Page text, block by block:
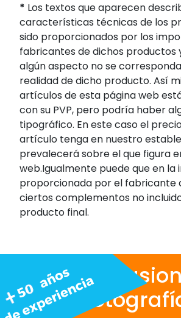
* Los textos que aparecen
características técnicas de los
sido proporcionados por los
fabricantes de dichos productos
algún aspecto no se
realidad de dicho producto. Así
artículos de esta página web
con su PVP, pero podría haber
tipográfico. En este caso el
artículo tenga en nuestro
prevalecerá sobre el que figura
web.Igualmente puede que en la
proporcionada por el fabricante
ciertos complementos no
producto final.
Nos